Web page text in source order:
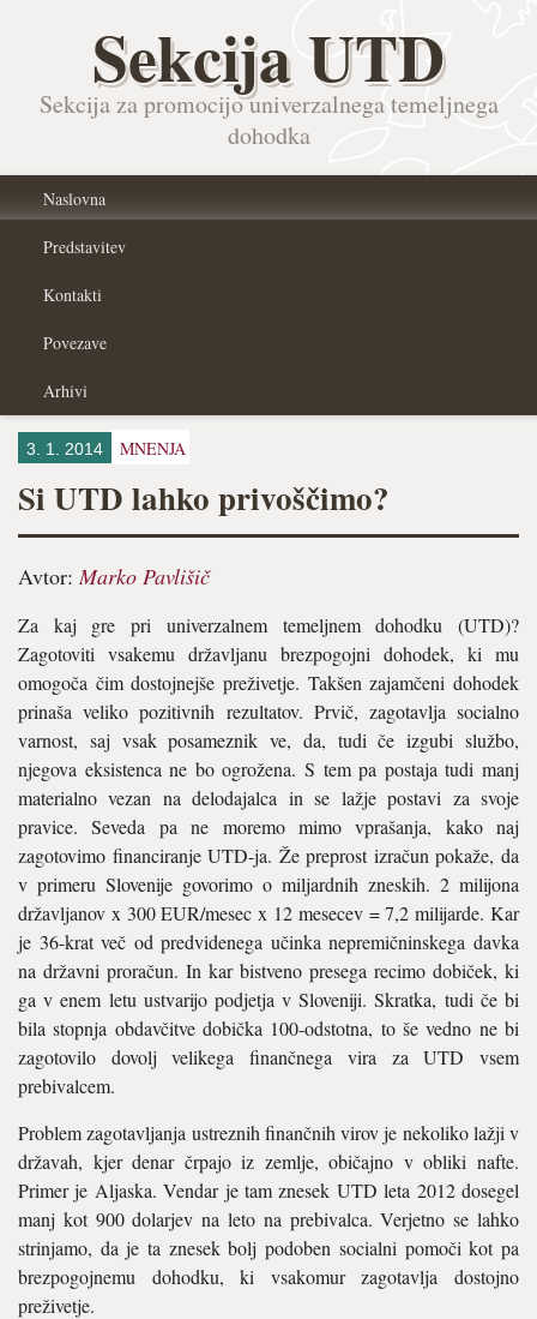
Sekcija UTD
Sekcija za promocijo univerzalnega temeljnega
dohodka
Naslovna
Predstavitev
Kontakti
Povezave
Arhivi
3. 1. 2014 MNENJA
Si UTD lahko privoščimo?
Avtor:Marko Pavlišič
Za kaj gre pri univerzalnem temeljnem dohodku (UTD)?
Zagotoviti vsakemu državljanu brezpogojni dohodek, ki mu
omogoča čim dostojnejše preživetje. Takšen zajamčeni dohodek
prinaša veliko pozitivnih rezultatov. Prvič, zagotavlja socialno
varnost, saj vsak posameznik ve, da, tudi če izgubi službo,
njegova eksistenca ne bo ogrožena. S tem pa postaja tudi manj
materialno vezan na delodajalca in se lažje postavi za svoje
pravice. Seveda pa ne moremo mimo vprašanja, kako naj
zagotovimo financiranje UTD-ja. Že preprost izračun pokaže, da
v primeru Slovenije govorimo o miljardnih zneskih. 2 milijona
državljanov x 300 EUR/mesec x 12 mesecev = 7,2 milijarde. Kar
je 36-krat več od predvidenega učinka nepremičninskega davka
na državni proračun. In kar bistveno presega recimo dobiček, ki
ga v enem letu ustvarijo podjetja v Sloveniji. Skratka, tudi če bi
bila stopnja obdavčitve dobička 100-odstotna, to še vedno ne bi
zagotovilo dovolj velikega finančnega vira za UTD vsem
prebivalcem.
Problem zagotavljanja ustreznih finančnih virov je nekoliko lažji v
državah, kjer denar črpajo iz zemlje, običajno v obliki nafte.
Primer je Aljaska. Vendar je tam znesek UTD leta 2012 dosegel
manj kot 900 dolarjev na leto na prebivalca. Verjetno se lahko
strinjamo, da je ta znesek bolj podoben socialni pomoči kot pa
brezpogojnemu dohodku, ki vsakomur zagotavlja dostojno
preživetje.